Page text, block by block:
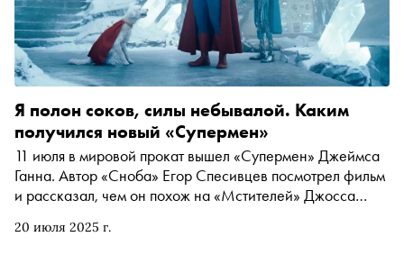
20 июля 2025 г.
Я полон соков, силы небывалой. Каким
получился новый «Супермен»
11 июля в мировой прокат вышел «Супермен» Джеймса
Ганна. Автор «Сноба» Егор Спесивцев посмотрел фильм
и рассказал, чем он похож на «Мстителей» Джосса
чего стоит ждать от киновселенной DC дальше (спойлер